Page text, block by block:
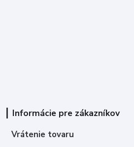
Informácie pre zákazníkov
Vrátenie tovaru